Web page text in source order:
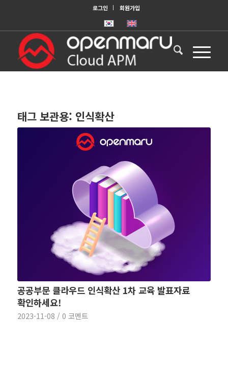
로그인 회원가입
태그 보관용: 인식확산
공공부문 클라우드 인식확산 1차 교육 발표자료
확인하세요!
2023-11-08 / 0 코멘트